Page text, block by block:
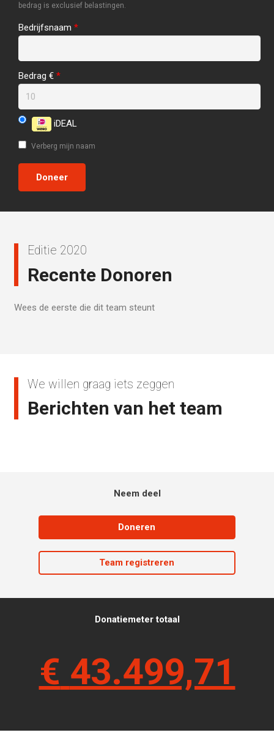
bedrag is exclusief belastingen.
Bedrijfsnaam *
Bedrag € *
iDEAL
Verberg mijn naam
Editie 2020
Recente Donoren
Wees de eerste die dit team steunt
We willen graag iets zeggen
Berichten van het team
Neem deel
Doneren
Team registreren
Donatiemeter totaal
€ 43.499,71